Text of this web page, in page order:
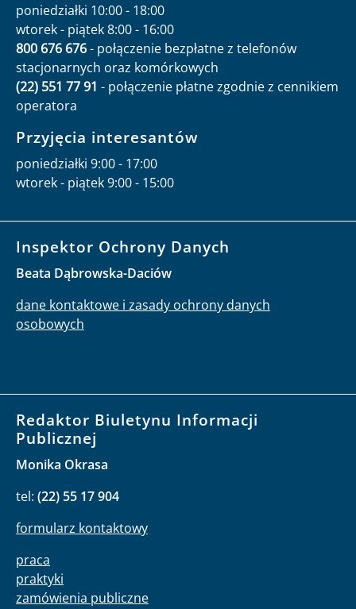
poniedziałki 10:00 - 18:00
wtorek - piątek 8:00 - 16:00
800 676 676- połączenie bezpłatne z telefonów
stacjonarnych oraz komórkowych
(22) 551 77 91 - połączenie płatne zgodnie z cennikiem
operatora
Przyjęcia interesantów
poniedziałki 9:00 - 17:00
wtorek - piątek 9:00 - 15:00
Inspektor Ochrony Danych
Beata Dąbrowska-Daciów
dane kontaktowe i zasady ochrony danych
osobowych
Redaktor Biuletynu Informacji
Publicznej
Monika Okrasa
tel: (22) 55 17 904
formularz kontaktowy
praca
praktyki
zamówienia publiczne